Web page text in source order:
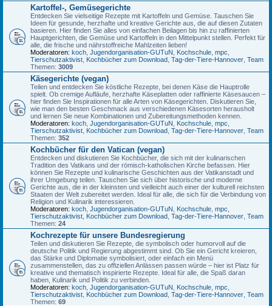
Kartoffel-, Gemüsegerichte
Entdecken Sie vielseitige Rezepte mit Kartoffeln und Gemüse. Tauschen Sie
Ideen für gesunde, herzhafte und kreative Gerichte aus, die auf diesen Zutaten
basieren. Hier finden Sie alles von einfachen Beilagen bis hin zu raffinierten
Hauptgerichten, die Gemüse und Kartoffeln in den Mittelpunkt stellen. Perfekt für
alle, die frische und nährstoffreiche Mahlzeiten lieben!
Moderatoren: koch Jugendorganisation-GUTuN Kochschule mpc
Tierschutzaktivist Kochbücher zum Download Tag-der-Tiere-Hannover Team
Themen: 3009
Käsegerichte (vegan)
Teilen und entdecken Sie köstliche Rezepte, bei denen Käse die Hauptrolle
spielt. Ob cremige Aufläufe, herzhafte Käseplatten oder raffinierte Käsesaucen –
hier finden Sie Inspirationen für alle Arten von Käsegerichten. Diskutieren Sie,
wie man den besten Geschmack aus verschiedenen Käsesorten herausholt
und lernen Sie neue Kombinationen und Zubereitungsmethoden kennen.
Moderatoren: koch Jugendorganisation-GUTuN Kochschule mpc
Tierschutzaktivist Kochbücher zum Download Tag-der-Tiere-Hannover Team
Themen: 352
Kochbücher für den Vatican (vegan)
Entdecken und diskutieren Sie Kochbücher, die sich mit der kulinarischen
Tradition des Vatikans und der römisch-katholischen Kirche befassen. Hier
können Sie Rezepte und kulinarische Geschichten aus der Vatikanstadt und
ihrer Umgebung teilen. Tauschen Sie sich über historische und moderne
Gerichte aus, die in der kleinsten und vielleicht auch einer der kulturell reichsten
Staaten der Welt zubereitet werden. Ideal für alle, die sich für die Verbindung von
Religion und Kulinarik interessieren.
Moderatoren: koch Jugendorganisation-GUTuN Kochschule mpc
Tierschutzaktivist Kochbücher zum Download Tag-der-Tiere-Hannover Team
Themen: 24
Kochrezepte für unsere Bundesregierung
Teilen und diskutieren Sie Rezepte, die symbolisch oder humorvoll auf die
deutsche Politik und Regierung abgestimmt sind. Ob Sie ein Gericht kreieren,
das Stärke und Diplomatie symbolisiert, oder einfach ein Menü
zusammenstellen, das zu offiziellen Anlässen passen würde – hier ist Platz für
kreative und thematisch inspirierte Rezepte. Ideal für alle, die Spaß daran
haben, Kulinarik und Politik zu verbinden.
Moderatoren: koch Jugendorganisation-GUTuN Kochschule mpc
Tierschutzaktivist Kochbücher zum Download Tag-der-Tiere-Hannover Team
Themen: 69